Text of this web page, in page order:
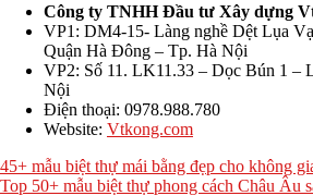
Công ty TNHH Đầu tư Xây dựng
VP1: DM4-15- Làng nghề Dệt Lụa
Quận Hà Đông – Tp. Hà Nội
VP2: Số 11. LK11.33 – Dọc Bún 1 –
Nội
Điện thoại: 0978.988.780
Website: Vtkong.com
45+ mẫu biệt thự mái bằng đẹp cho không
Top 50+ mẫu biệt thự phong cách Châu Âu